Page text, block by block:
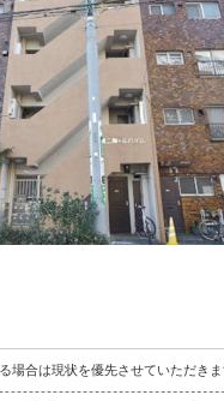
合は現状を優先させていただきま